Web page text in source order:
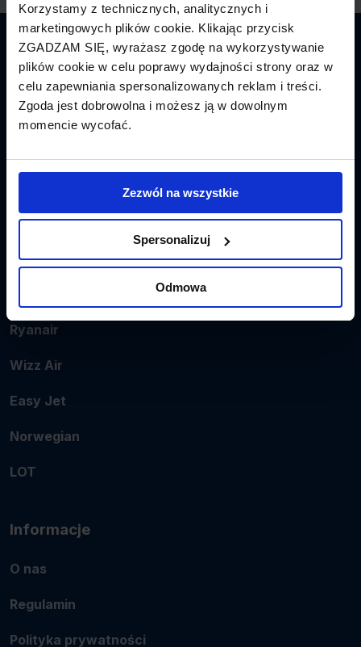
Korzystamy z technicznych, analitycznych i
marketingowych plików cookie. Klikając przycisk
ZGADZAM SIĘ, wyrażasz zgodę na wykorzystywanie
plików cookie w celu poprawy wydajności strony oraz w
celu zapewniania spersonalizowanych reklam i treści.
Zgoda jest dobrowolna i możesz ją w dowolnym
momencie wycofać.
Zezwól na wszystkie
Spersonalizuj
Odmowa
Latamy.pl
Bilety lotnicze
Promocje
Linie lotnicze
Ryanair
Wizz Air
Easy Jet
Norwegian
LOT
Informacje
O nas
Regulamin
Polityka prywatności